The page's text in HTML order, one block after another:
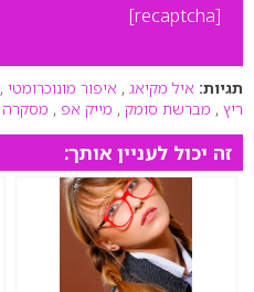
[recaptcha]
תגיות: איל מקיאג , איפור מונוכרומטי ,
ריץ , מברשת סומק , מייק אפ , מסקרה
זה יכול לעניין אותך: